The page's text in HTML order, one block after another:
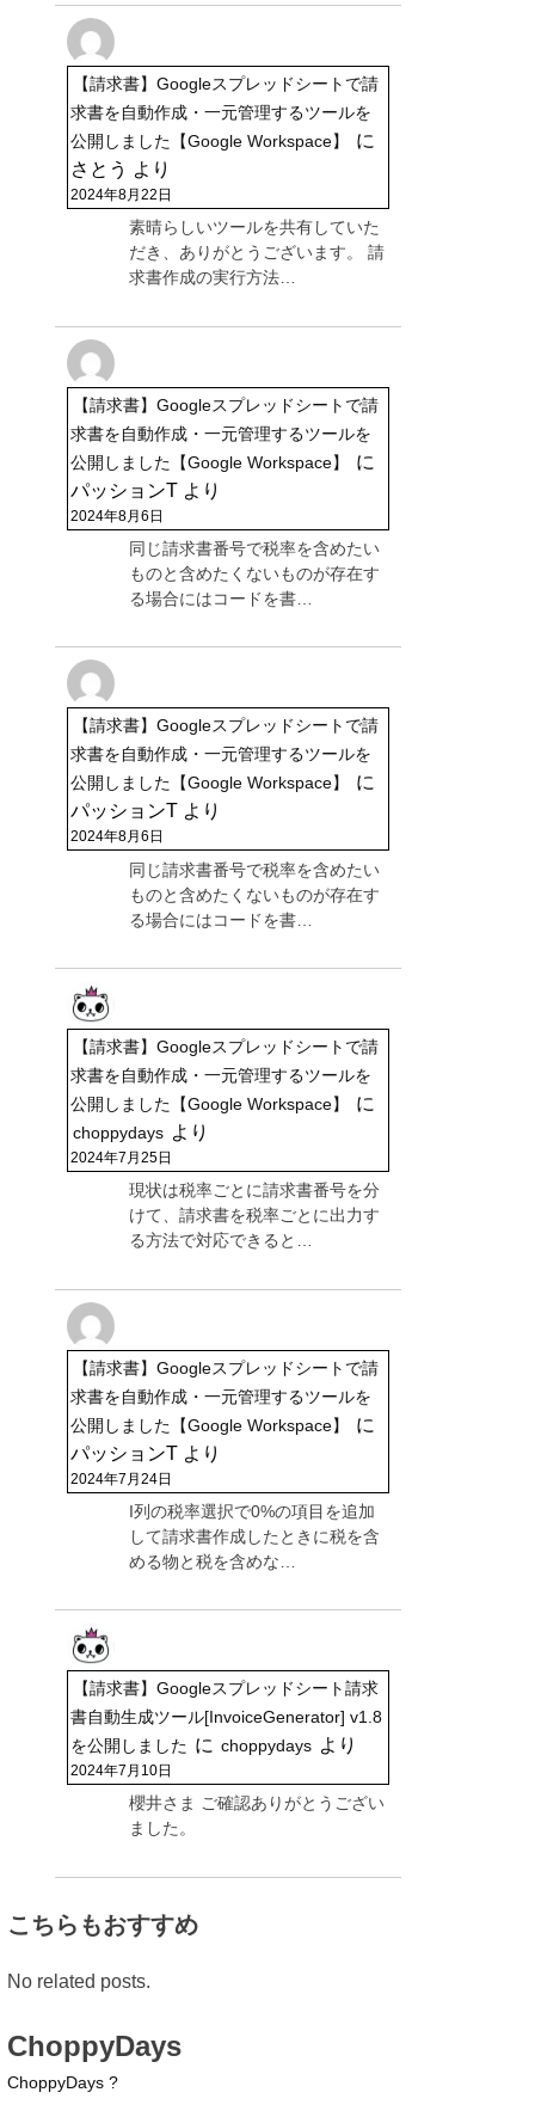
【請求書】Googleスプレッドシートで請
求書を自動作成・一元管理するツールを
公開しました【Google Workspace】
に
さとう より
2024年8月22日
素晴らしいツールを共有していた
だき、ありがとうございます。 請
求書作成の実行方法…
【請求書】Googleスプレッドシートで請
求書を自動作成・一元管理するツールを
公開しました【Google Workspace】
に
パッションT より
2024年8月6日
同じ請求書番号で税率を含めたい
ものと含めたくないものが存在す
る場合にはコードを書…
【請求書】Googleスプレッドシートで請
求書を自動作成・一元管理するツールを
公開しました【Google Workspace】
に
パッションT より
2024年8月6日
同じ請求書番号で税率を含めたい
ものと含めたくないものが存在す
る場合にはコードを書…
【請求書】Googleスプレッドシートで請
求書を自動作成・一元管理するツールを
公開しました【Google Workspace】
に
choppydays より
2024年7月25日
現状は税率ごとに請求書番号を分
けて、請求書を税率ごとに出力す
る方法で対応できると…
【請求書】Googleスプレッドシートで請
求書を自動作成・一元管理するツールを
公開しました【Google Workspace】
に
パッションT より
2024年7月24日
I列の税率選択で0%の項目を追加
して請求書作成したときに税を含
める物と税を含めな…
【請求書】Googleスプレッドシート請求
書自動生成ツール[InvoiceGenerator] v1.8
を公開しました に choppydays より
2024年7月10日
櫻井さま ご確認ありがとうござい
ました。
こちらもおすすめ
No related posts.
ChoppyDays
ChoppyDays ?